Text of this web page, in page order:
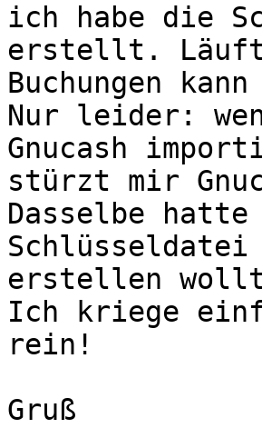
ich habe die
erstellt.
Buchungen
Nur leider:
Gnucash
stürzt mir
Dasselbe
Schlüsseldatei
erstellen
Ich kriege
rein!
Gruß